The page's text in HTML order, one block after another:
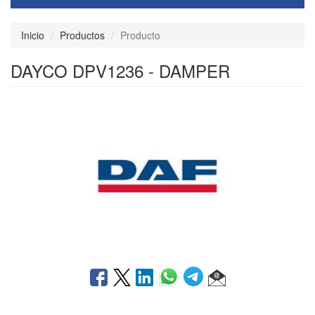
Inicio Productos Producto
DAYCO DPV1236 - DAMPER